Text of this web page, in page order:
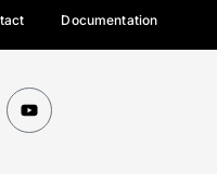
Documentation